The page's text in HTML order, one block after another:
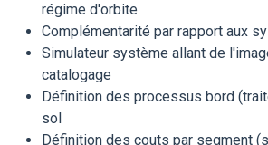
régime d'orbite
Complémentarité par rapport aux
Simulateur système allant de
catalogage
Définition des processus bord
sol
Définition des couts par segment